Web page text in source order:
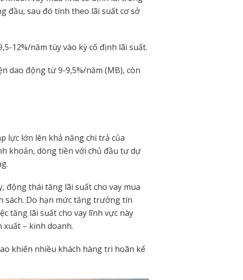
đầu, sau đó tính theo lãi suất cơ sở
12%/năm tùy vào kỳ cố định lãi suất.
dao động từ 9-9,5%/năm (MB), còn
lực lớn lên khả năng chi trả của
khoản, dòng tiền với chủ đầu tư dự
động thái tăng lãi suất cho vay mua
Do hạn mức tăng trưởng tín
tăng lãi suất cho vay lĩnh vực này
xuất – kinh doanh.
khiến nhiều khách hàng trì hoãn kế